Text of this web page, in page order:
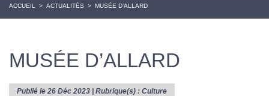
ACCUEIL > ACTUALITÉS > MUSÉE D’ALLARD
MUSÉE D’ALLARD
Publié le 26 Déc 2023 | Rubrique(s) : Culture